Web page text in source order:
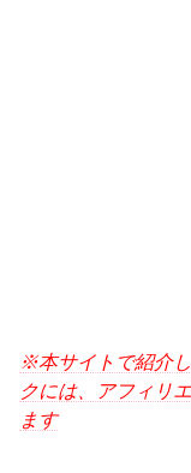
※本サイトで紹介
クには、アフィリ
ます